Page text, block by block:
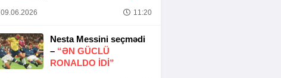
09.06.2026 11:20
Nesta Messini seçmədi
– “ƏN GÜCLÜ
RONALDO IDI”